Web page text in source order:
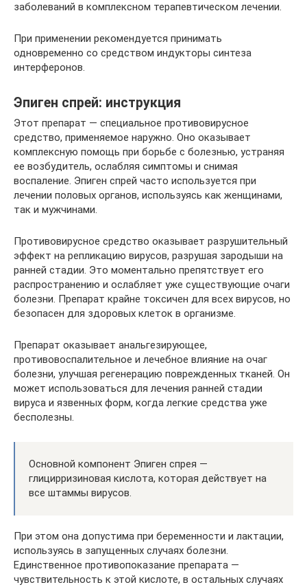
заболеваний в комплексном терапевтическом лечении.
При применении рекомендуется принимать
одновременно со средством индукторы синтеза
интерферонов.
Эпиген спрей: инструкция
Этот препарат — специальное противовирусное
средство, применяемое наружно. Оно оказывает
комплексную помощь при борьбе с болезнью, устраняя
ее возбудитель, ослабляя симптомы и снимая
воспаление. Эпиген спрей часто используется при
лечении половых органов, используясь как женщинами,
так и мужчинами.
Противовирусное средство оказывает разрушительный
эффект на репликацию вирусов, разрушая зародыши на
ранней стадии. Это моментально препятствует его
распространению и ослабляет уже существующие очаги
болезни. Препарат крайне токсичен для всех вирусов, но
безопасен для здоровых клеток в организме.
Препарат оказывает анальгезирующее,
противовоспалительное и лечебное влияние на очаг
болезни, улучшая регенерацию поврежденных тканей. Он
может использоваться для лечения ранней стадии
вируса и язвенных форм, когда легкие средства уже
бесполезны.
Основной компонент Эпиген спрея —
глицирризиновая кислота, которая действует на
все штаммы вирусов.
При этом она допустима при беременности и лактации,
используясь в запущенных случаях болезни.
Единственное противопоказание препарата —
чувствительность к этой кислоте, в остальных случаях